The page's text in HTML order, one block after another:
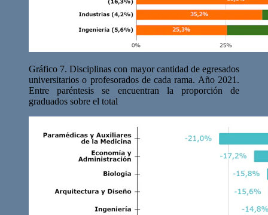
Gráfico 7. Disciplinas con mayor cantidad de egresados
universitarios o profesorados de cada rama. Año 2021.
Entre paréntesis se encuentran la proporción de
graduados sobre el total